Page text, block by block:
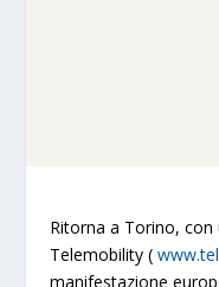
Ritorna a Torino, con
Telemobility (
manifestazione